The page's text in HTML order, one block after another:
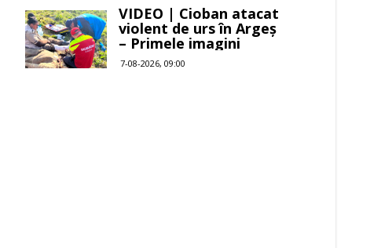
VIDEO | Cioban atacat
violent de urs în Argeș
– Primele imagini
7-08-2026, 09:00